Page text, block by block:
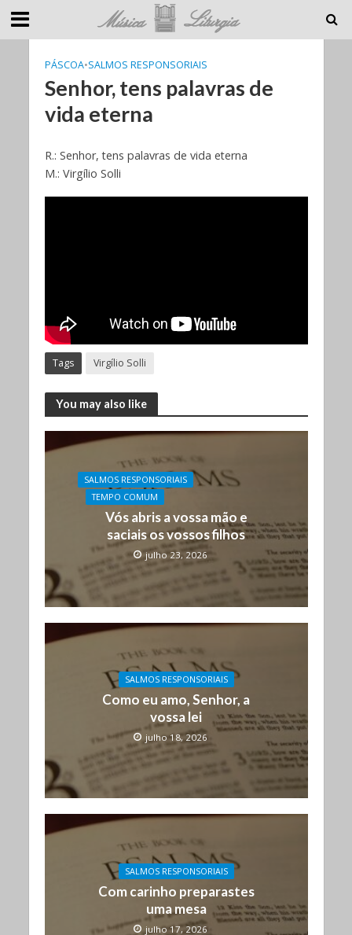
PÁSCOA•SALMOS RESPONSORIAIS
Senhor, tens palavras de
vida eterna
R.: Senhor, tens palavras de vida eterna
M.: Virgílio Solli
Tags Virgílio Solli
You may also like
SALMOS RESPONSORIAIS
TEMPO COMUM
Vós abris a vossa mão e
saciais os vossos filhos
julho 23, 2026
SALMOS RESPONSORIAIS
Como eu amo, Senhor, a
vossa lei
julho 18, 2026
SALMOS RESPONSORIAIS
Com carinho preparastes
uma mesa
julho 17, 2026